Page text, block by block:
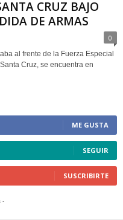
CRUZ BAJO
DE ARMAS
0
al frente de la Fuerza Especial
Cruz, se encuentra en
ME GUSTA
SEGUIR
SUSCRIBIRTE
-